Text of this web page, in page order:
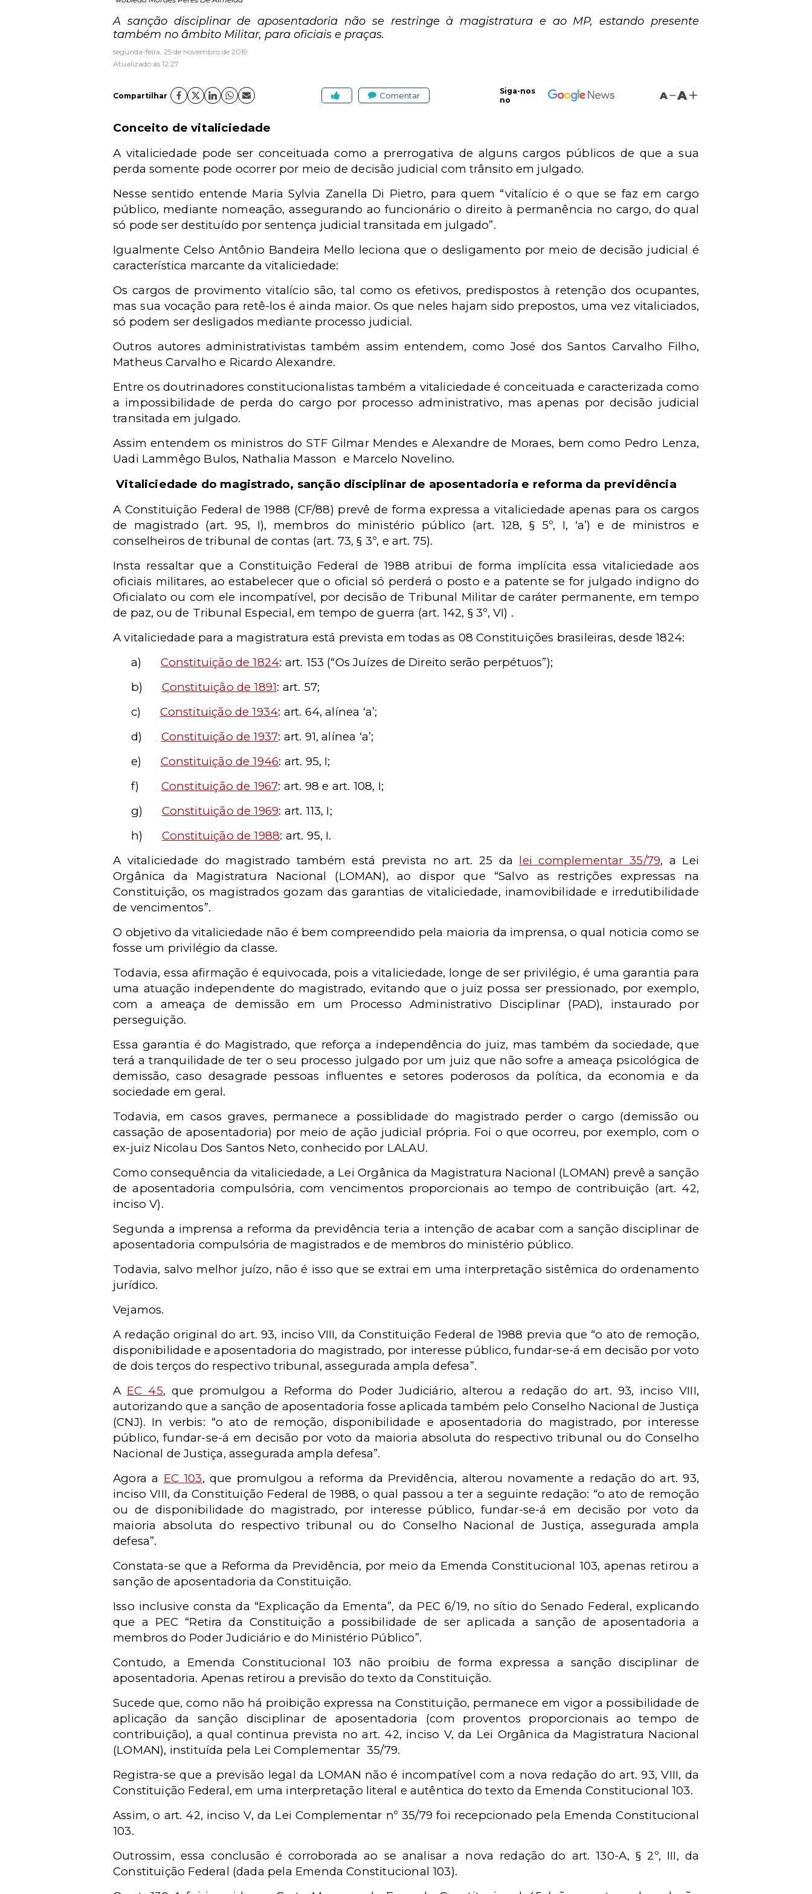
A sanção disciplinar de aposentadoria não se restringe à magistratura e ao MP, estando presente
também no âmbito Militar, para oficiais e praças.
segunda-feira, 25 de novembro de 2019
Atualizado às 12:27
Compartilhar Comentar
Siga-nos
no
A A
Conceito de vitaliciedade
A vitaliciedade pode ser conceituada como a prerrogativa de alguns cargos públicos de que a sua
perda somente pode ocorrer por meio de decisão judicial com trânsito em julgado.
Nesse sentido entende Maria Sylvia Zanella Di Pietro, para quem “vitalício é o que se faz em cargo
público, mediante nomeação, assegurando ao funcionário o direito à permanência no cargo, do qual
só pode ser destituído por sentença judicial transitada em julgado”.
Igualmente Celso Antônio Bandeira Mello leciona que o desligamento por meio de decisão judicial é
característica marcante da vitaliciedade:
Os cargos de provimento vitalício são, tal como os efetivos, predispostos à retenção dos ocupantes,
mas sua vocação para retê-los é ainda maior. Os que neles hajam sido prepostos, uma vez vitaliciados,
só podem ser desligados mediante processo judicial.
Outros autores administrativistas também assim entendem, como José dos Santos Carvalho Filho,
Matheus Carvalho e Ricardo Alexandre.
Entre os doutrinadores constitucionalistas também a vitaliciedade é conceituada e caracterizada como
a impossibilidade de perda do cargo por processo administrativo, mas apenas por decisão judicial
transitada em julgado.
Assim entendem os ministros do STF Gilmar Mendes e Alexandre de Moraes, bem como Pedro Lenza,
Uadi Lammêgo Bulos, Nathalia Masson e Marcelo Novelino.
Vitaliciedade do magistrado, sanção disciplinar de aposentadoria e reforma da previdência
A Constituição Federal de 1988 (CF/88) prevê de forma expressa a vitaliciedade apenas para os cargos
de magistrado (art. 95, I), membros do ministério público (art. 128, § 5º, I, ‘a’) e de ministros e
conselheiros de tribunal de contas (art. 73, § 3º, e art. 75).
Insta ressaltar que a Constituição Federal de 1988 atribui de forma implícita essa vitaliciedade aos
oficiais militares, ao estabelecer que o oficial só perderá o posto e a patente se for julgado indigno do
Oficialato ou com ele incompatível, por decisão de Tribunal Militar de caráter permanente, em tempo
de paz, ou de Tribunal Especial, em tempo de guerra (art. 142, § 3º, VI) .
A vitaliciedade para a magistratura está prevista em todas as 08 Constituições brasileiras, desde 1824:
a)
Constituição de 1824: art. 153 (“Os Juízes de Direito serão perpétuos”);
b)
Constituição de 1891: art. 57;
c)
Constituição de 1934: art. 64, alínea ‘a’;
d)
Constituição de 1937: art. 91, alínea ‘a’;
e)
Constituição de 1946: art. 95, I;
f)
Constituição de 1967: art. 98 e art. 108, I;
g)
Constituição de 1969: art. 113, I;
h)
Constituição de 1988: art. 95, I.
A vitaliciedade do magistrado também está prevista no art. 25 da lei complementar 35/79, a Lei
Orgânica da Magistratura Nacional (LOMAN), ao dispor que “Salvo as restrições expressas na
Constituição, os magistrados gozam das garantias de vitaliciedade, inamovibilidade e irredutibilidade
de vencimentos”.
O objetivo da vitaliciedade não é bem compreendido pela maioria da imprensa, o qual noticia como se
fosse um privilégio da classe.
Todavia, essa afirmação é equivocada, pois a vitaliciedade, longe de ser privilégio, é uma garantia para
uma atuação independente do magistrado, evitando que o juiz possa ser pressionado, por exemplo,
com a ameaça de demissão em um Processo Administrativo Disciplinar (PAD), instaurado por
perseguição.
Essa garantia é do Magistrado, que reforça a independência do juiz, mas também da sociedade, que
terá a tranquilidade de ter o seu processo julgado por um juiz que não sofre a ameaça psicológica de
demissão, caso desagrade pessoas influentes e setores poderosos da política, da economia e da
sociedade em geral.
Todavia, em casos graves, permanece a possiblidade do magistrado perder o cargo (demissão ou
cassação de aposentadoria) por meio de ação judicial própria. Foi o que ocorreu, por exemplo, com o
ex-juiz Nicolau Dos Santos Neto, conhecido por LALAU.
Como consequência da vitaliciedade, a Lei Orgânica da Magistratura Nacional (LOMAN) prevê a sanção
de aposentadoria compulsória, com vencimentos proporcionais ao tempo de contribuição (art. 42,
inciso V).
Segunda a imprensa a reforma da previdência teria a intenção de acabar com a sanção disciplinar de
aposentadoria compulsória de magistrados e de membros do ministério público.
Todavia, salvo melhor juízo, não é isso que se extrai em uma interpretação sistêmica do ordenamento
jurídico.
Vejamos.
A redação original do art. 93, inciso VIII, da Constituição Federal de 1988 previa que “o ato de remoção,
disponibilidade e aposentadoria do magistrado, por interesse público, fundar-se-á em decisão por voto
de dois terços do respectivo tribunal, assegurada ampla defesa”.
A EC 45, que promulgou a Reforma do Poder Judiciário, alterou a redação do art. 93, inciso VIII,
autorizando que a sanção de aposentadoria fosse aplicada também pelo Conselho Nacional de Justiça
(CNJ). In verbis: “o ato de remoção, disponibilidade e aposentadoria do magistrado, por interesse
público, fundar-se-á em decisão por voto da maioria absoluta do respectivo tribunal ou do Conselho
Nacional de Justiça, assegurada ampla defesa”.
Agora a EC 103, que promulgou a reforma da Previdência, alterou novamente a redação do art. 93,
inciso VIII, da Constituição Federal de 1988, o qual passou a ter a seguinte redação: “o ato de remoção
ou de disponibilidade do magistrado, por interesse público, fundar-se-á em decisão por voto da
maioria absoluta do respectivo tribunal ou do Conselho Nacional de Justiça, assegurada ampla
defesa”.
Constata-se que a Reforma da Previdência, por meio da Emenda Constitucional 103, apenas retirou a
sanção de aposentadoria da Constituição.
Isso inclusive consta da “Explicação da Ementa”, da PEC 6/19, no sítio do Senado Federal, explicando
que a PEC “Retira da Constituição a possibilidade de ser aplicada a sanção de aposentadoria a
membros do Poder Judiciário e do Ministério Público”.
Contudo, a Emenda Constitucional 103 não proibiu de forma expressa a sanção disciplinar de
aposentadoria. Apenas retirou a previsão do texto da Constituição.
Sucede que, como não há proibição expressa na Constituição, permanece em vigor a possibilidade de
aplicação da sanção disciplinar de aposentadoria (com proventos proporcionais ao tempo de
contribuição), a qual continua prevista no art. 42, inciso V, da Lei Orgânica da Magistratura Nacional
(LOMAN), instituída pela Lei Complementar 35/79.
Registra-se que a previsão legal da LOMAN não é incompatível com a nova redação do art. 93, VIII, da
Constituição Federal, em uma interpretação literal e autêntica do texto da Emenda Constitucional 103.
Assim, o art. 42, inciso V, da Lei Complementar nº 35/79 foi recepcionado pela Emenda Constitucional
103.
Outrossim, essa conclusão é corroborada ao se analisar a nova redação do art. 130-A, § 2º, III, da
Constituição Federal (dada pela Emenda Constitucional 103).